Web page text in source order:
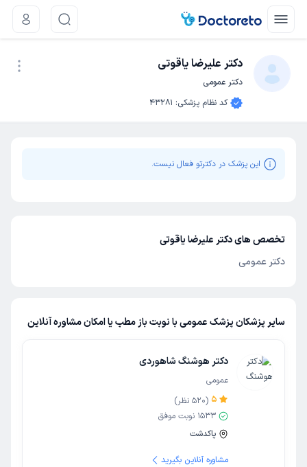
دکتر علیرضا یاقوتی
دکتر عمومی
کد نظام پزشکی:
43281
این پزشک در دکترتو فعال نیست.
تخصص های دکتر علیرضا یاقوتی
دکتر عمومی
سایر پزشکان پزشک عمومی با نوبت باز مطب یا امکان مشاوره آنلاین
دکتر هوشنگ شاهوردی
عمومی
5
(
520 نظر)
1533 نوبت موفق
پاکدشت
مشاوره آنلاین بگیرید